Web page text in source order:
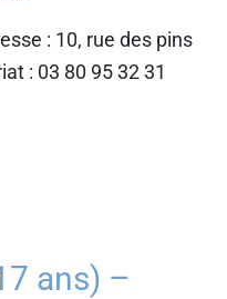
: 10, rue des pins
: 03 80 95 32 31
ans) –